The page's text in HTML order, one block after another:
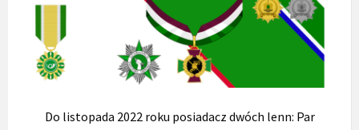
Do listopada 2022 roku posiadacz dwóch lenn: Par